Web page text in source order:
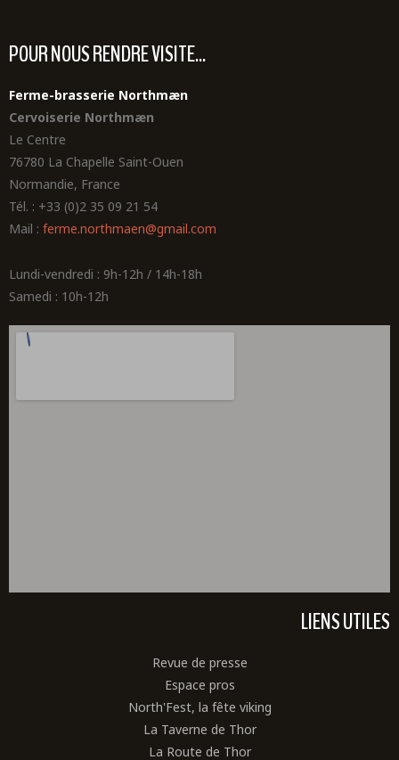
POUR NOUS RENDRE VISITE...
Ferme-brasserie Northmæn
Cervoiserie Northmæn
Le Centre
76780 La Chapelle Saint-Ouen
Normandie, France
Tél. : +33 (0)2 35 09 21 54
Mail : ferme.northmaen@gmail.com
Lundi-vendredi : 9h-12h / 14h-18h
Samedi : 10h-12h
LIENS UTILES
Revue de presse
Espace pros
North'Fest, la fête viking
La Taverne de Thor
La Route de Thor